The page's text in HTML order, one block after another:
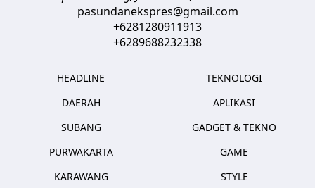
pasundanekspres@gmail.com
+6281280911913
+6289688232338
HEADLINE
DAERAH
SUBANG
PURWAKARTA
KARAWANG
TEKNOLOGI
APLIKASI
GADGET & TEKNO
GAME
STYLE